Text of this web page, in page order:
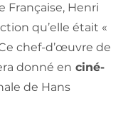
Henri
qu’elle était «
chef-d’œuvre de
donné en ciné-
de Hans